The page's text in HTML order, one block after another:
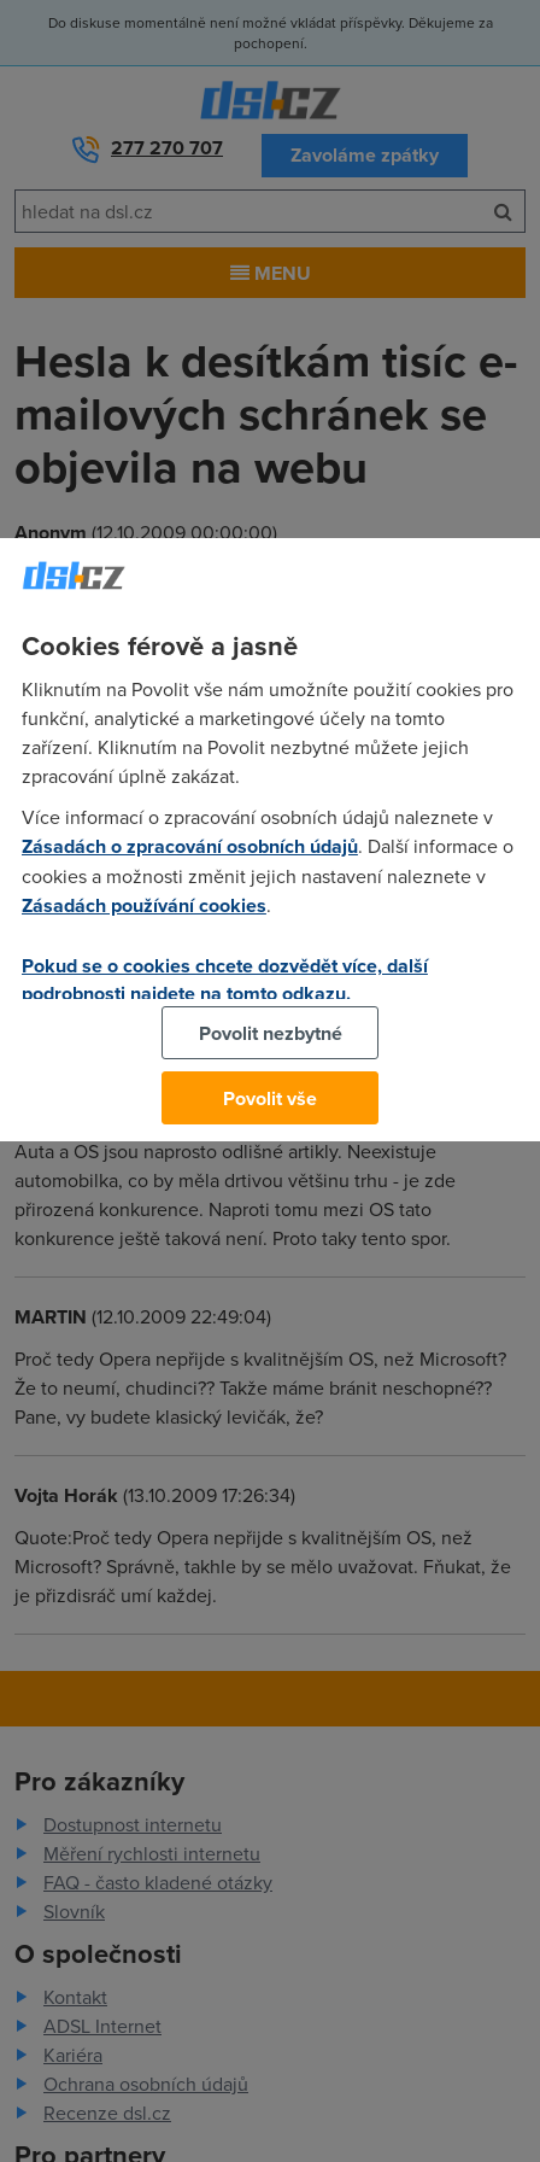
Do diskuse momentálně není možné vkládat příspěvky. Děkujeme za
pochopení.
277 270 707 Zavoláme zpátky
MENU
Hesla k desítkám tisíc e-
mailových schránek se
objevila na webu
Anonym(12.10.2009 00:00:00)
A další novinky uplynulých dní: Komise souhlasí: Microsoft
blokují sítě jako Facebook a Twitter - a více...
Lukas(12.10.2009 00:09:35)
Tak to nechápu - je to JEJICH OS a komisi se nelíbí už jen to,
že v nabídce prohlížečů je IE na prvním místě? Co to je jako
za shit?
Pepa(12.10.2009 14:49:47)
vyrábět auta, tak si do nich taky dám vlastní klimatizaci a
nikdo mě nepřinutí, abych v autosalonu nabízel zákazníkům
katalog s klimatizacemi konkurence.
(12.10.2009 16:44:06)
Auta a OS jsou naprosto odlišné artikly. Neexistuje
automobilka, co by měla drtivou většinu trhu - je zde
přirozená konkurence. Naproti tomu mezi OS tato
konkurence ještě taková není. Proto taky tento spor.
MARTIN (12.10.2009 22:49:04)
Proč tedy Opera nepřijde s kvalitnějším OS, než Microsoft?
Že to neumí, chudinci?? Takže máme bránit neschopné??
Pane, vy budete klasický levičák, že?
Vojta Horák (13.10.2009 17:26:34)
Quote:Proč tedy Opera nepřijde s kvalitnějším OS, než
Microsoft? Správně, takhle by se mělo uvažovat. Fňukat, že
je přizdisráč umí každej.
Pro zákazníky
Dostupnost internetu
Měření rychlosti internetu
FAQ - často kladené otázky
Slovník
O společnosti
Kontakt
ADSL Internet
Kariéra
Ochrana osobních údajů
Recenze dsl.cz
Cookies férově a jasně
Kliknutím na Povolit vše nám umožníte použití cookies pro
funkční, analytické a marketingové účely na tomto
zařízení. Kliknutím na Povolit nezbytné můžete jejich
zpracování úplně zakázat.
Více informací o zpracování osobních údajů naleznete v
Zásadách o zpracování osobních údajů. Další informace o
cookies a možnosti změnit jejich nastavení naleznete v
Zásadách používání cookies.
Pokud se o cookies chcete dozvědět více, další
podrobnosti najdete na tomto odkazu.
Povolit nezbytné
Povolit vše